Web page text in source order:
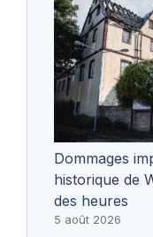
Dommages
historique de
des heures
5 août 2026